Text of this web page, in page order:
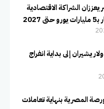
يعززان الشراكة الاقتصادية
يشيران إلى بداية انفراج
المصرية بنهاية تعاملات